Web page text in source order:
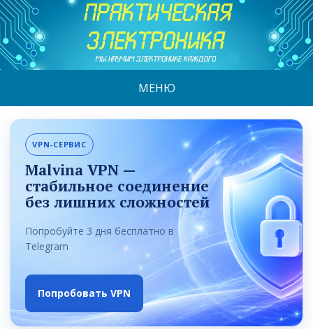
МЕНЮ
VPN-СЕРВИС
Malvina VPN —
стабильное соединение
без лишних сложностей
Попробуйте 3 дня бесплатно в
Telegram
Попробовать VPN